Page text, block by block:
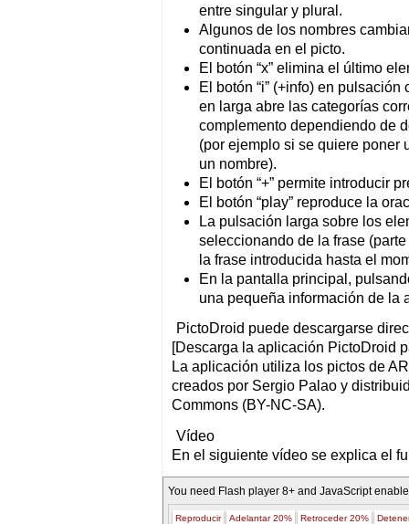
entre singular y plural.
Algunos de los nombres
continuada en el picto.
El botón “x” elimina el último
El botón “i” (+info) en
en larga abre las categorías
complemento dependiendo de
(por ejemplo si se quiere poner
un nombre).
El botón “+” permite introducir
El botón “play” reproduce la
La pulsación larga sobre los
seleccionando de la frase
la frase introducida hasta el
En la pantalla principal,
una pequeña información de la
PictoDroid puede descargarse
[Descarga la aplicación PictoDroid
La aplicación utiliza los pictos de
creados por Sergio Palao y
Commons (BY-NC-SA).
Vídeo
En el siguiente vídeo se explica el
You need Flash player 8+ and JavaScript
Reproducir Adelantar 20% Retroceder 20%